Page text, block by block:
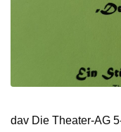
dav Die Theater-AG